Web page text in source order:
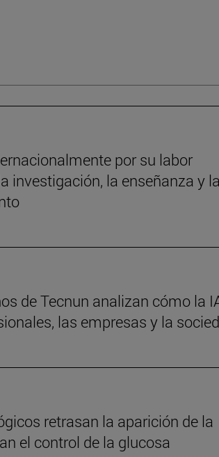
por su labor
investigación, la enseñanza y
de Tecnun analizan cómo la
las empresas y la
retrasan la aparición de la
el control de la glucosa